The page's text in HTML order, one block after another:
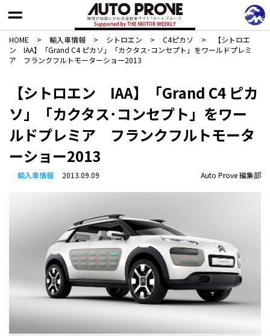
HOME > 輸入車情報 > シトロエン > C4ピカソ >
【シトロエ
ン IAA】「Grand C4 ピカソ」「カクタス･コンセプト」をワールドプレミ
ア フランクフルトモーターショー2013
【シトロエン IAA】「Grand C4 ピカ
ソ」「カクタス･コンセプト」をワー
ルドプレミア フランクフルトモータ
ーショー2013
輸入車情報 2013.09.09 Auto Prove 編集部